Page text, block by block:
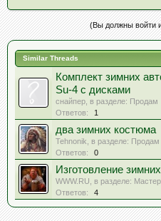
(Вы должны войти
Similar Threads
Комплект зимних
Su-4 с дисками
снайпер , в разделе: Продам
Ответов:
1
два зимних костюма
Tehnonik , в разделе: Продам
Ответов:
0
Изготовление
WWW.RU , в разделе:
Ответов:
4